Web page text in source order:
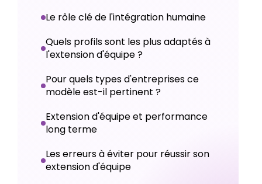
Le rôle clé de l'intégration humaine
Quels profils sont les plus adaptés à
l'extension d'équipe ?
Pour quels types d'entreprises ce
modèle est-il pertinent ?
Extension d'équipe et performance
long terme
Les erreurs à éviter pour réussir son
extension d'équipe